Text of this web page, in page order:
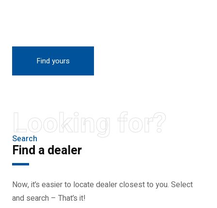
Find yours
Looking for?
Search
Find a dealer
Now, it’s easier to locate dealer closest to you. Select
and search – That’s it!